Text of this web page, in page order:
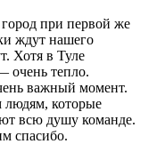
при первой же
ждут нашего
Хотя в Туле
очень тепло.
важный момент.
людям, которые
всю душу команде.
спасибо.